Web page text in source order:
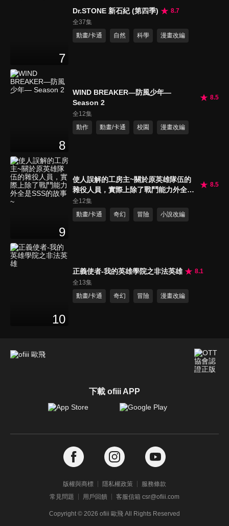
7
Dr.STONE 新石紀 (第四季)
8.7
全37集
動畫/卡通
自然 科學 漫畫改編
8
WIND BREAKER—防風少年—
Season 2
8.5
全12集
動作
動畫/卡通 校園 漫畫改編
9
使人誤解的工房主~關於原英雄隊伍的
雜役人員，實際上除了戰鬥能力外全是
SSS的故事~
8.5
全12集
動畫/卡通
奇幻 冒險 小說改編
10
正義使者-我的英雄學院之非法英雄
8.1
全13集
動畫/卡通
奇幻 冒險 漫畫改編
下載 ofiii APP
版權與商標 隱私權政策
服務條款
常見問題
用戶回饋 客服信箱 csr@ofiii.com
Copyright © 2026 ofiii 歐飛 All Rights Reserved